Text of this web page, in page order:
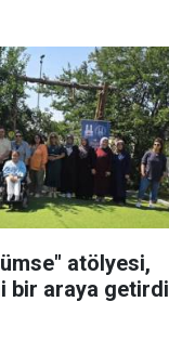
atölyesi,
bir araya getirdi